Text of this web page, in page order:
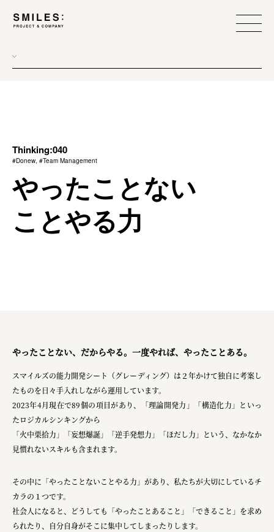
scope
team management
method
Thinking:040
#Donew, #Team Management
やったことない
ことやる力
やったことない、だからやる。一度やれば、やったことある。
スマイルズの能力開発シート（グレーディング）は２年かけて独自に考案し
たものを日々手入れしながら運用しています。
2023年4月現在で89個の項目があり、「理論開発力」「構造化力」といっ
たロジカルシンキングから
「火中栗拾力」「妄想爆誕」「逆手発想力」「ほだし力」という、なかなか
見慣れないスキルも含まれます。
その中に「やったことないことやる力」があり、私たちが大切にしているチ
カラの１つです。
社会人になると、どうしても「やったことあること」「できること」を求め
られたり、自分自身がそこに集中してしまったりします。